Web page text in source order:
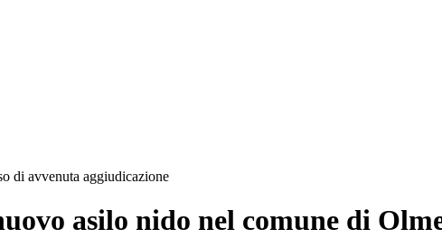
di avvenuta aggiudicazione
asilo nido nel comune di